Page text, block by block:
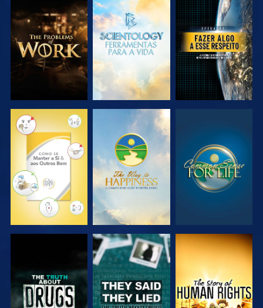
EXPLORAR A
SÉRIE
EXPLORAR A
SÉRIE
VER
VER VER VER
VER VER